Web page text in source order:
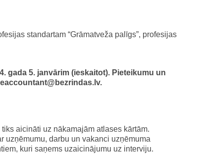
standartam “Grāmatveža palīgs”, profesijas
gada 5. janvārim (ieskaitot). Pieteikumu un
aicināti uz nākamajām atlases kārtām.
uzņēmumu, darbu un vakanci uzņēmuma
kuri saņems uzaicinājumu uz interviju.